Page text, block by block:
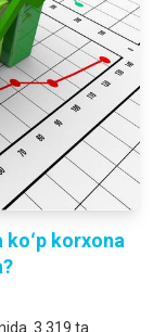
korxona
3 319 ta